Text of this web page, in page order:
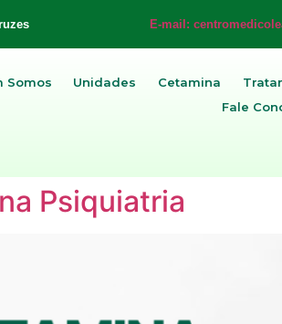
E-mail:
Somos Unidades Cetamina
Fale
Psiquiatria